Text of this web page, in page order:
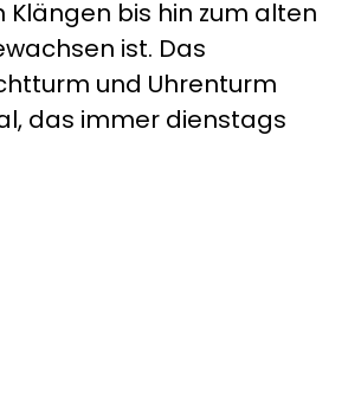
bis hin zum alten
ist. Das
und Uhrenturm
das immer dienstags